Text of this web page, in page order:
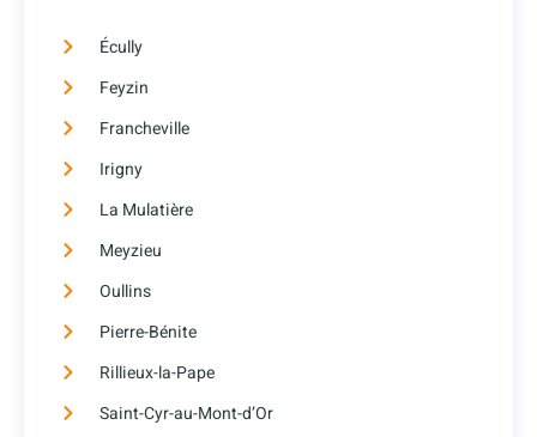
Écully
Feyzin
Francheville
Irigny
La Mulatière
Meyzieu
Oullins
Pierre-Bénite
Rillieux-la-Pape
Saint-Cyr-au-Mont-d’Or